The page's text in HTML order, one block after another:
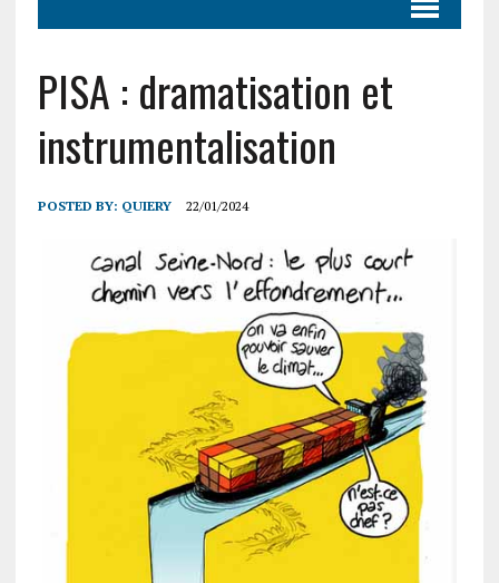
PISA : dramatisation et
instrumentalisation
POSTED BY: QUIERY 22/01/2024